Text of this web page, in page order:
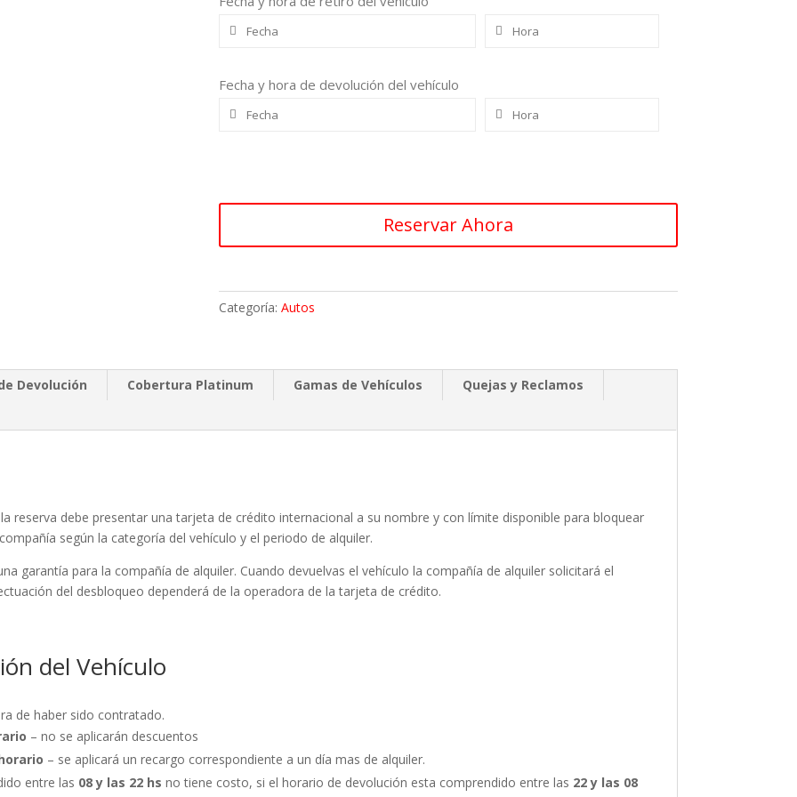
Fecha y hora de devolución del vehículo
Reservar Ahora
Categoría: Autos
Devolución Cobertura Platinum Gamas de Vehículos Quejas y Reclamos
reserva debe presentar una tarjeta de crédito internacional a su nombre y con límite disponible para bloquear
según la categoría del vehículo y el periodo de alquiler.
garantía para la compañía de alquiler. Cuando devuelvas el vehículo la compañía de alquiler solicitará el
del desbloqueo dependerá de la operadora de la tarjeta de crédito.
del Vehículo
de haber sido contratado.
– no se aplicarán descuentos
– se aplicará un recargo correspondiente a un día mas de alquiler.
entre las 08 y las 22 hs no tiene costo, si el horario de devolución esta comprendido entre las 22 y las 08